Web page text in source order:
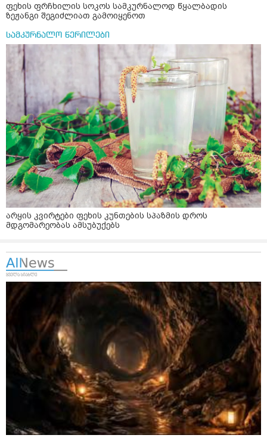
ფეხის ფრჩხილის სოკოს სამკურნალოდ წყალბადის
ზეჟანგი შეგიძლიათ გამოიყენოთ
სამკურნალო წერილები
არყის კვირტები ფეხის კუნთების სპაზმის დროს
მდგომარეობას ამსუბუქებს